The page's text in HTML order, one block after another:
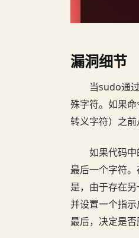
漏洞细节
当sudo通
殊字符。如果
转义字符）之前
如果代码
最后一个字符
是，由于存在
并设置一个指
最后，决定是